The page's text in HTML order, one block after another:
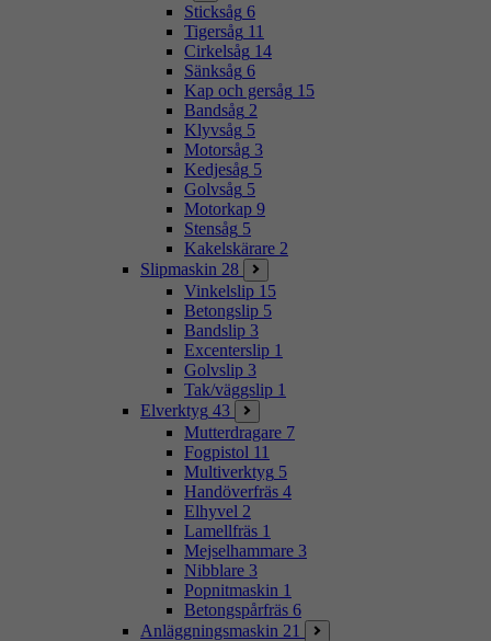
Sticksåg 6
Tigersåg 11
Cirkelsåg 14
Sänksåg 6
Kap och gersåg 15
Bandsåg 2
Klyvsåg 5
Motorsåg 3
Kedjesåg 5
Golvsåg 5
Motorkap 9
Stensåg 5
Kakelskärare 2
Slipmaskin 28
Vinkelslip 15
Betongslip 5
Bandslip 3
Excenterslip 1
Golvslip 3
Tak/väggslip 1
Elverktyg 43
Mutterdragare 7
Fogpistol 11
Multiverktyg 5
Handöverfräs 4
Elhyvel 2
Lamellfräs 1
Mejselhammare 3
Nibblare 3
Popnitmaskin 1
Betongspårfräs 6
Anläggningsmaskin 21